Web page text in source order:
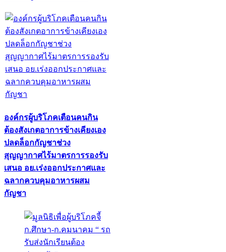
องค์กรผู้บริโภคเตือนคนกิน
ต้องสังเกตอาการข้างเคียงเอง
ปลดล็อกกัญชาช่วง
สุญญากาศไร้มาตรการรองรับ
เสนอ อย.เร่งออกประกาศและ
ฉลากควบคุมอาหารผสม
กัญชา